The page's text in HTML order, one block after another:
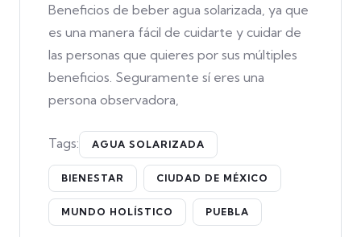
Beneficios de beber agua solarizada, ya que
es una manera fácil de cuidarte y cuidar de
las personas que quieres por sus múltiples
beneficios. Seguramente sí eres una
persona observadora,
Tags: AGUA SOLARIZADA
BIENESTAR CIUDAD DE MÉXICO
MUNDO HOLÍSTICO PUEBLA